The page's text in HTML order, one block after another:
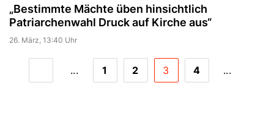
„Bestimmte Mächte üben hinsichtlich
Patriarchenwahl Druck auf Kirche aus“
26. März, 13:40 Uhr
... 1 2 3 4 ...